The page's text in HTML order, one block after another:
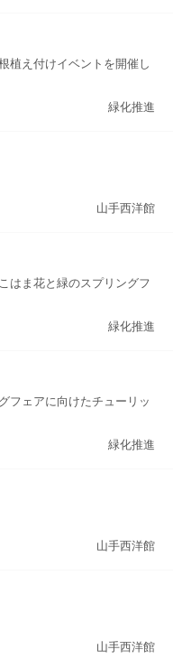
植え付けイベントを開催し
緑化推進
山手西洋館
はま花と緑のスプリングフ
緑化推進
フェアに向けたチューリッ
緑化推進
山手西洋館
山手西洋館